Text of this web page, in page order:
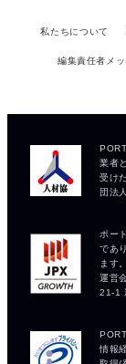
私たちについて
編集責任者メ